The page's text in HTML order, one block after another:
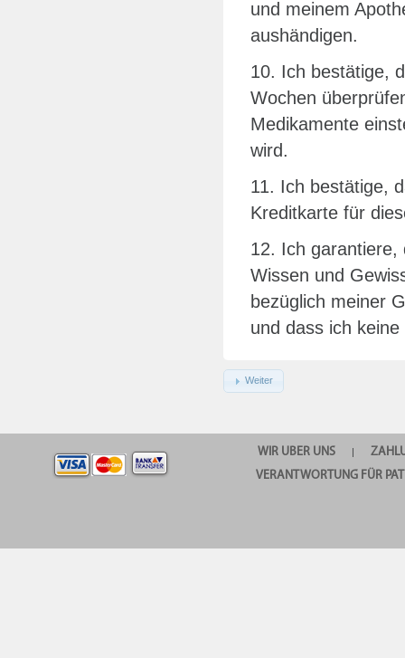
und meinem
aushändigen.
10. Ich bestätige,
Wochen
Medikamente
wird.
11. Ich bestätige,
Kreditkarte für
12. Ich garantiere,
Wissen und
bezüglich meiner
und dass ich
Weiter
WIR UBER UNS |
VERANTWORTUNG FÜR